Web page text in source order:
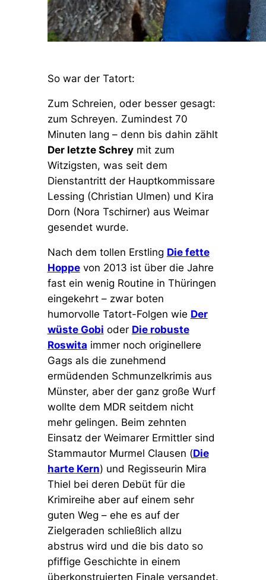
So war der Tatort:
Zum Schreien, oder besser gesagt:
zum Schreyen. Zumindest 70
Minuten lang – denn bis dahin zählt
Der letzte Schreymit zum
Witzigsten, was seit dem
Dienstantritt der Hauptkommissare
Lessing (Christian Ulmen) und Kira
Dorn (Nora Tschirner) aus Weimar
gesendet wurde.
Nach dem tollen Erstling Die fette
Hoppevon 2013 ist über die Jahre
fast ein wenig Routine in Thüringen
eingekehrt – zwar boten
humorvolle Tatort-Folgen wie Der
wüste Gobi oder Die robuste
Roswita immer noch originellere
Gags als die zunehmend
ermüdenden Schmunzelkrimis aus
Münster, aber der ganz große Wurf
wollte dem MDR seitdem nicht
mehr gelingen. Beim zehnten
Einsatz der Weimarer Ermittler sind
Stammautor Murmel Clausen (Die
harte Kern) und Regisseurin Mira
Thiel bei deren Debüt für die
Krimireihe aber auf einem sehr
guten Weg – ehe es auf der
Zielgeraden schließlich allzu
abstrus wird und die bis dato so
pfiffige Geschichte in einem
überkonstruierten Finale versandet.